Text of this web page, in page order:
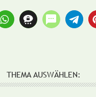
THEMA AUSWÄHLEN: